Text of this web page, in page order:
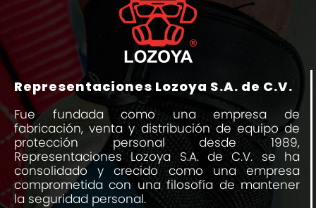
Representaciones Lozoya S.A. de C.V.
Fue fundada como una empresa de
fabricación, venta y distribución de equipo de
protección personal desde 1989,
Representaciones Lozoya S.A. de C.V. se ha
consolidado y crecido como una empresa
comprometida con una filosofía de mantener
la seguridad personal.